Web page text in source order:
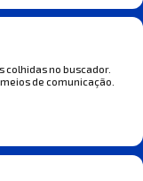
colhidas no buscador.
de comunicação.